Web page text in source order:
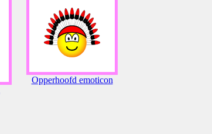
Opperhoofd emoticon